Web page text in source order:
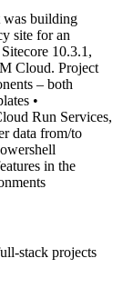
was building
site for an
10.3.1,
Cloud. Project
– both
•
Run Services,
data from/to
in the
stack projects